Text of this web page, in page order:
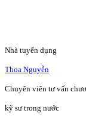
Nhà tuyển dụng
Thoa Nguyễn
Chuyên viên tư vấn
kỹ sư trong nước